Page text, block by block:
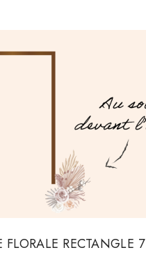
FLORALE RECTANGLE 7